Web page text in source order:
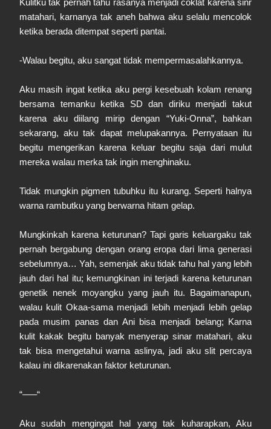
Kulitku tak pernah tahu rasanya menjadi coklat karena sinr
matahari, karnanya tak aneh bahwa aku selalu mencolok
ketika berada ditempat seperti pantai.
-Walau begitu, aku sangat tidak mempermasalahkannya.
Aku masih ingat ketika aku pergi kesebuah kolam renang
bersama temanku ketika SD dan diriku menjadi takut
karena aku diilang mirip dengan “Yuki-Onna”, bahkan
sekarang, aku tak dapat melupakannya. Pernyataan itu
begitu mengerikan karena keluar begitu saja dari mulut
mereka walau merka tak ingin menghinaku.
Tidak mungkin pigmen tubuhku itu kurang. Seperti halnya
warna rambutku yang berwarna hitam gelap.
Mungkinkah karena keturunan? Tapi garis keluargaku tak
pernah bergabung dengan orang eropa dari lima generasi
sebelumnya… Yah, semenjak aku tidak tahu hal yang lebih
jauh dari hal itu; kemungkinan ini terjadi karena keturunan
genetik nenek moyangku yang jauh itu. Bagaimanapun,
walau kulit Okaa-sama menjadi lebih menjadi lebih gelap
pada musim panas dan Ani bisa menjadi belang; Karna
kulit kakak begitu banyak menyerap sinar matahari, aku
tak bisa mengetahui warna aslinya, jadi aku slit percaya
kalau ini dikarenakan faktor keturunan.
“–––“
Aku sudah mengingat hal yang tak kuharapkan, Aku